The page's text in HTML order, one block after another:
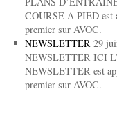
COURSE A PIED est
premier sur AVOC.
NEWSLETTER 29
NEWSLETTER ICI
NEWSLETTER est
premier sur AVOC.